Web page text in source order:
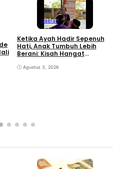
Daerah
Ketika Ayah Hadir Sepenuh
Hati, Anak Tumbuh Lebih
Berani: Kisah Hangat
Agustus 3, 2026